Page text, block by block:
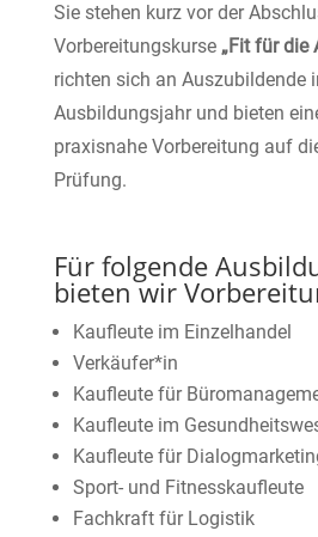
Sie stehen kurz vor der
Vorbereitungskurse „Fit für die
richten sich an Auszubildende
Ausbildungsjahr und bieten
praxisnahe Vorbereitung auf
Prüfung.
Für folgende
bieten wir
Kaufleute im Einzelhandel
Verkäufer*in
Kaufleute für
Kaufleute im
Kaufleute für
Sport- und Fitnesskaufleute
Fachkraft für Logistik